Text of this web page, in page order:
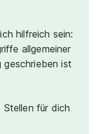
hilfreich sein:
allgemeiner
geschrieben ist
Stellen für dich